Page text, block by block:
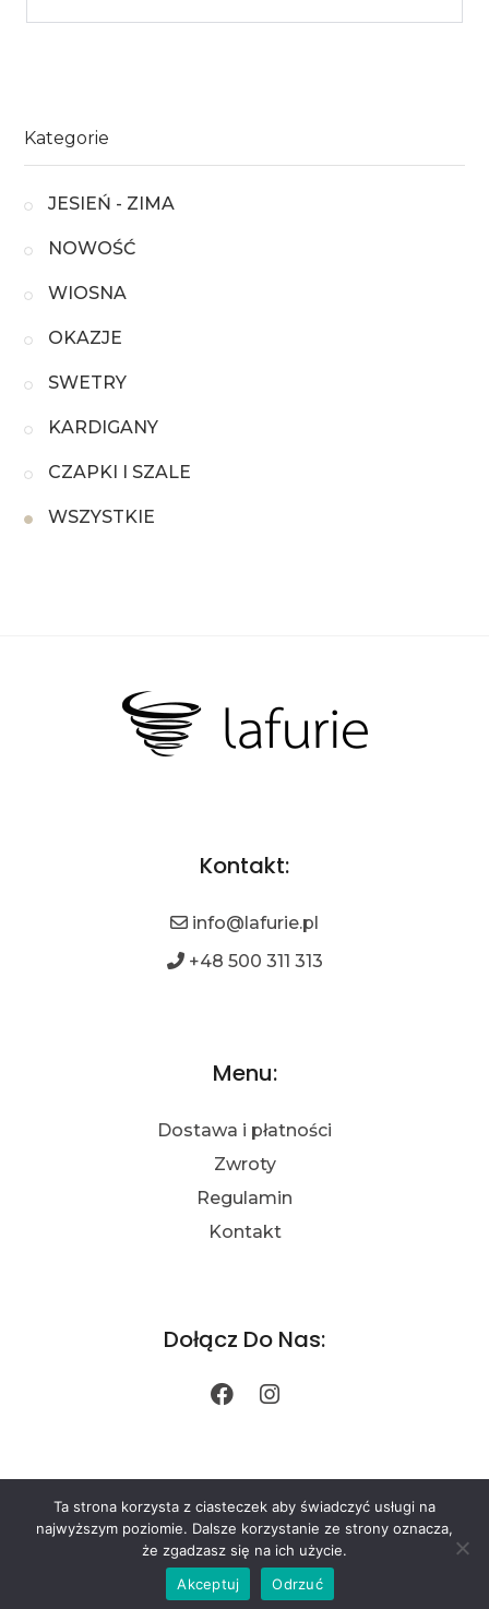
Kategorie
JESIEŃ - ZIMA
NOWOŚĆ
WIOSNA
OKAZJE
SWETRY
KARDIGANY
CZAPKI I SZALE
WSZYSTKIE
Kontakt:
info@lafurie.pl
+48 500 311 313
Menu:
Dostawa i płatności
Zwroty
Regulamin
Kontakt
Dołącz Do Nas:
a
new
tab
a
new
tab
Regulamin Polityka prywatności
© Copyright 2021 - realizacja - lukedi.pl
Ta strona korzysta z ciasteczek aby świadczyć usługi na
najwyższym poziomie. Dalsze korzystanie ze strony oznacza,
że zgadzasz się na ich użycie.
Akceptuj
Odrzuć